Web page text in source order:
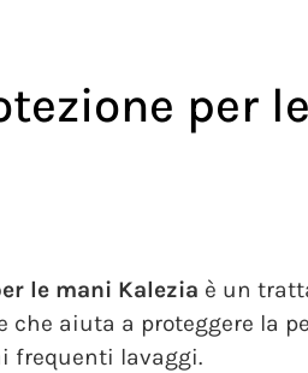
per le
le mani Kalezia è un
che aiuta a proteggere la
frequenti lavaggi.